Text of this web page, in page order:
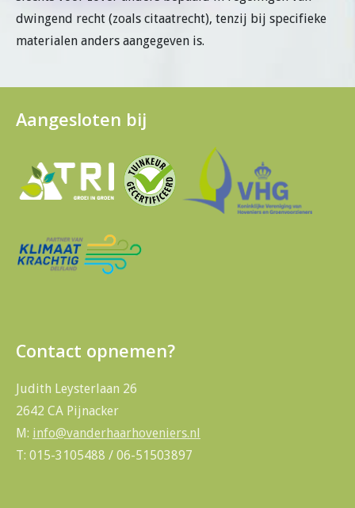
dwingend recht (zoals citaatrecht), tenzij bij specifieke
materialen anders aangegeven is.
Aangesloten bij
Contact opnemen?
Judith Leysterlaan 26
2642 CA Pijnacker
M: info@vanderhaarhoveniers.nl
T: 015-3105488 / 06-51503897